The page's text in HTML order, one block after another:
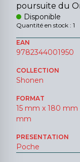
poursuite du
Disponible
Quantité en stock : 1
EAN
9782344001950
COLLECTION
Shonen
FORMAT
15 mm x 180 mm
mm
PRESENTATION
Poche